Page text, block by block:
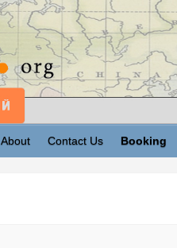
About Contact Us Booking